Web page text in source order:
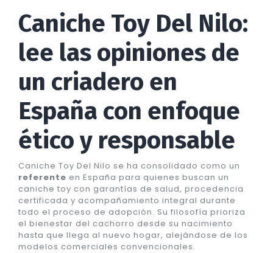
Caniche Toy Del Nilo:
lee las opiniones de
un criadero en
España con enfoque
ético y responsable
Caniche Toy Del Nilo se ha consolidado como un
referente en España para quienes buscan un
caniche toy con garantías de salud, procedencia
certificada y acompañamiento integral durante
todo el proceso de adopción. Su filosofía prioriza
el bienestar del cachorro desde su nacimiento
hasta que llega al nuevo hogar, alejándose de los
modelos comerciales convencionales.